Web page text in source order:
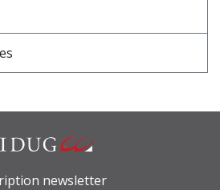
newsletter